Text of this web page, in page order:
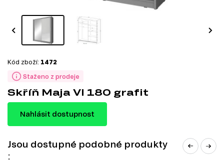
Staženo z prodeje
Kód zboží: 1472
Skříň Maja VI 180 grafit
Nahlásit dostupnost
Jsou dostupné podobné produkty
: